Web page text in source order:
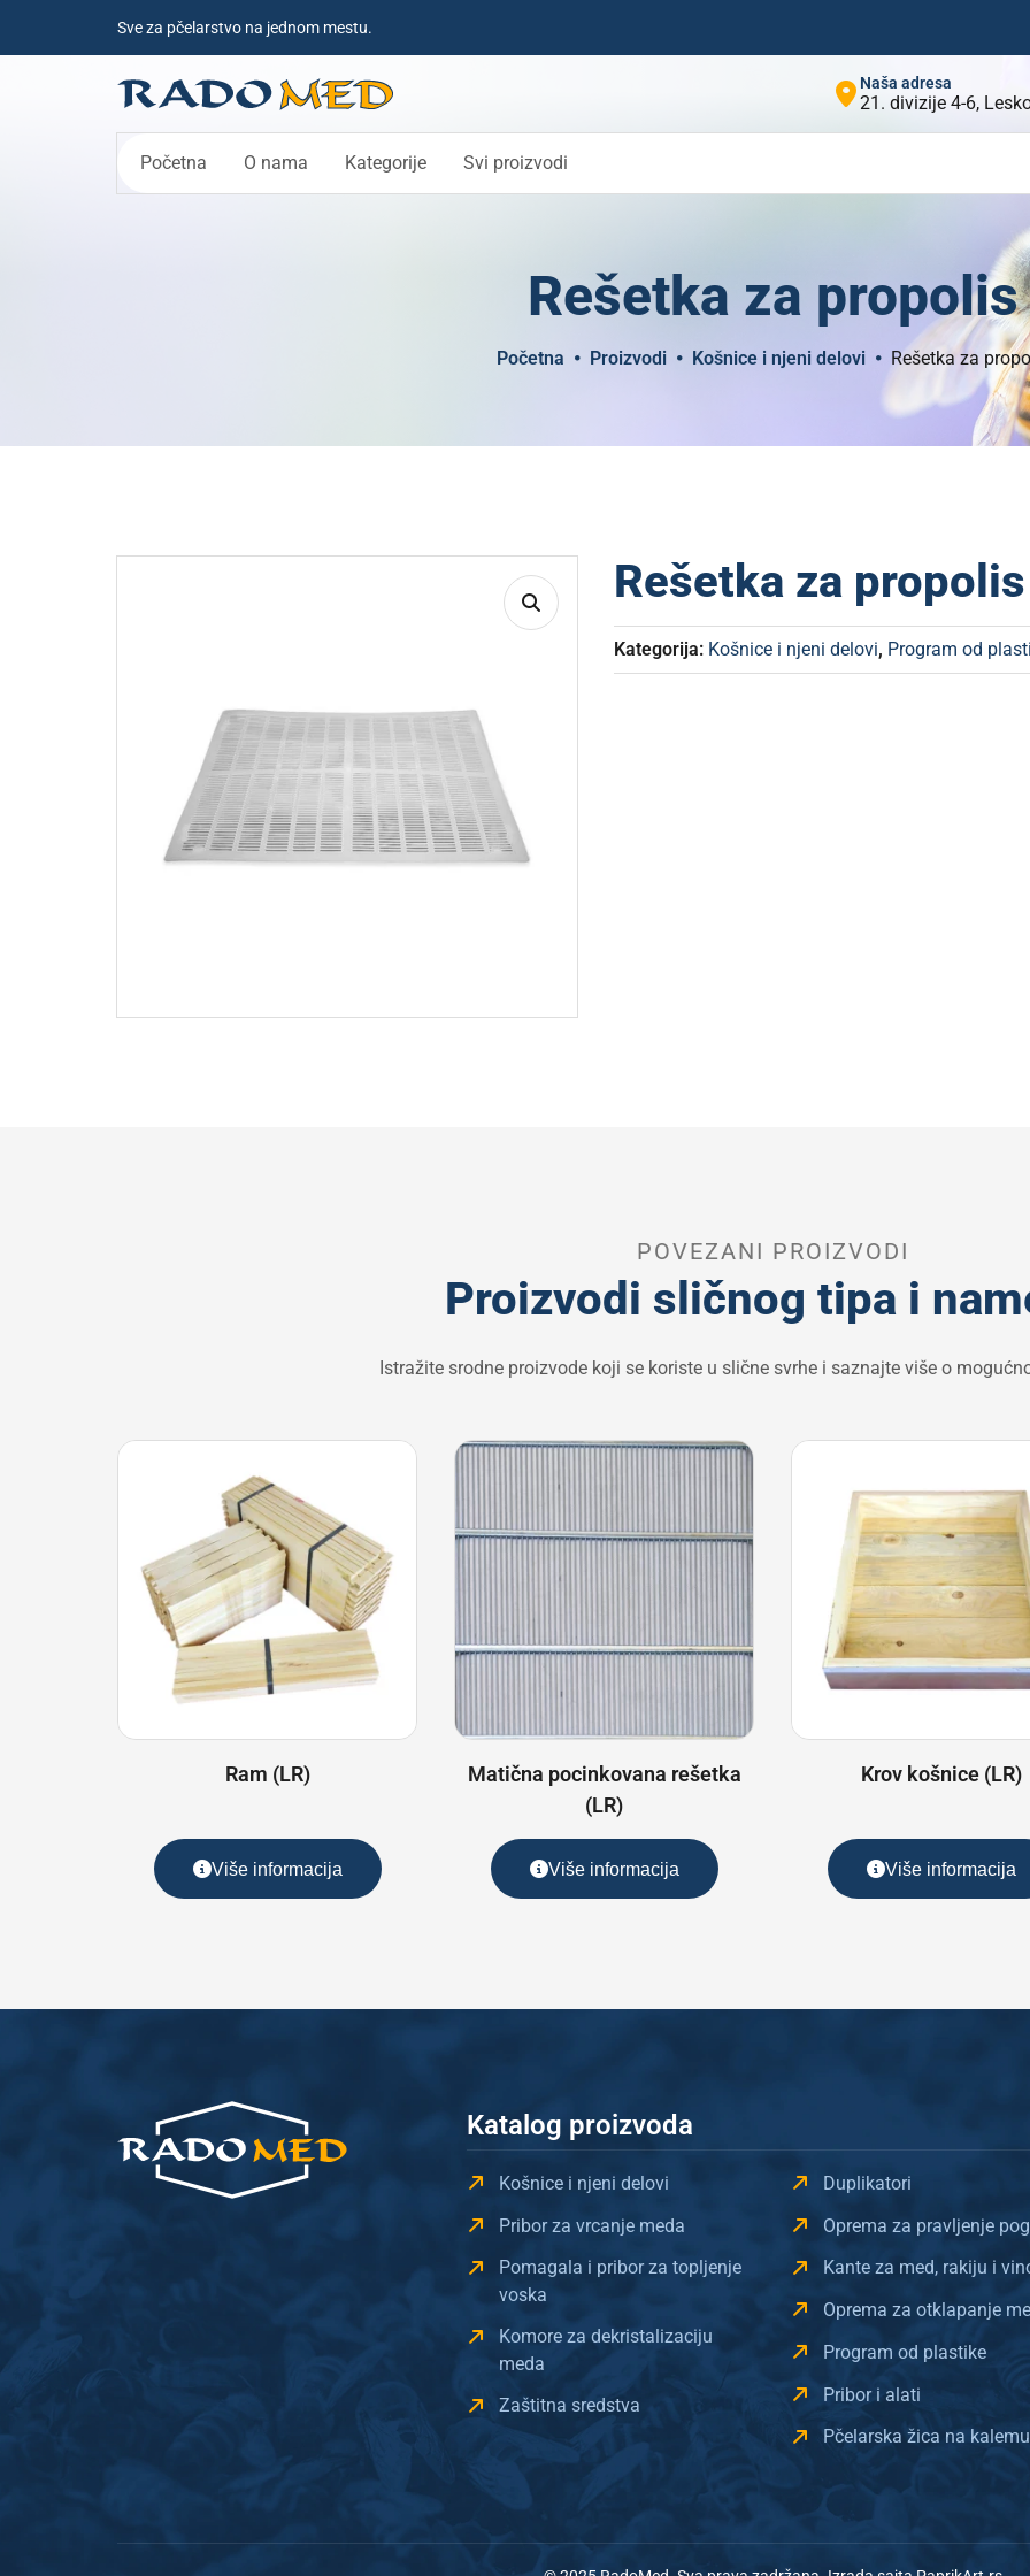
Sve za pčelarstvo na jednom mestu.
Naša adresa
21. divizije 4-6,
Početna O nama Kategorije Svi proizvodi
Rešetka za propolis
Početna Proizvodi Košnice i njeni delovi Rešetka za
Rešetka za propolis
Kategorija: Košnice i njeni delovi, Program od
POVEZANI PROIZVODI
Proizvodi sličnog tipa i
Istražite srodne proizvode koji se koriste u slične svrhe i saznajte više o
Ram (LR)
Više informacija
Matična pocinkovana rešetka
(LR)
Više informacija
Krov košnice (LR)
Više informacija
Katalog proizvoda
Košnice i njeni delovi
Pribor za vrcanje meda
Pomagala i pribor za topljenje
voska
Komore za dekristalizaciju
meda
Zaštitna sredstva
Duplikatori
Oprema za pravljenje
Kante za med, rakiju i
Oprema za otklapanje
Program od plastike
Pribor i alati
Pčelarska žica na kalemu